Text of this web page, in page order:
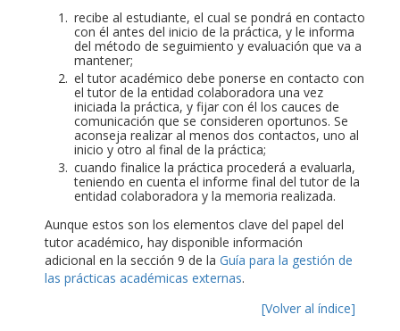
recibe al estudiante, el cual se pondrá en contacto
con él antes del inicio de la práctica, y le informa
del método de seguimiento y evaluación que va a
mantener;
el tutor académico debe ponerse en contacto con
el tutor de la entidad colaboradora una vez
iniciada la práctica, y fijar con él los cauces de
comunicación que se consideren oportunos. Se
aconseja realizar al menos dos contactos, uno al
inicio y otro al final de la práctica;
cuando finalice la práctica procederá a evaluarla,
teniendo en cuenta el informe final del tutor de la
entidad colaboradora y la memoria realizada.
Aunque estos son los elementos clave del papel del
tutor académico, hay disponible información
adicional en la sección 9 de la Guía para la gestión de
las prácticas académicas externas.
[Volver al índice]